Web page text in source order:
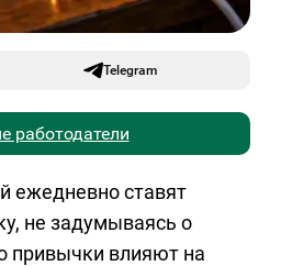
Telegram
работодатели
ежедневно ставят
не задумываясь о
привычки влияют на